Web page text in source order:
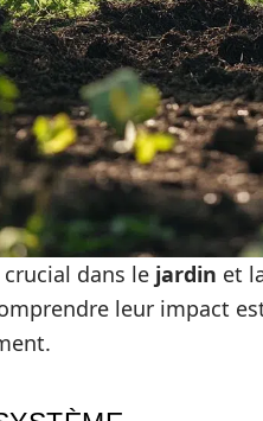
dans le jardin et
leur impact